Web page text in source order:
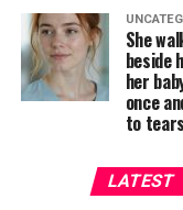
She
beside
her
once
to
LATEST